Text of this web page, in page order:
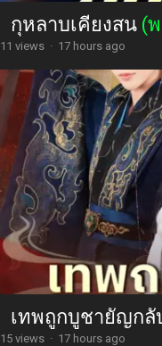
กุหลาบเคียงสน (
11 views · 17 hours ago
เทพถูกบูชายัญกลั
15 views · 17 hours ago